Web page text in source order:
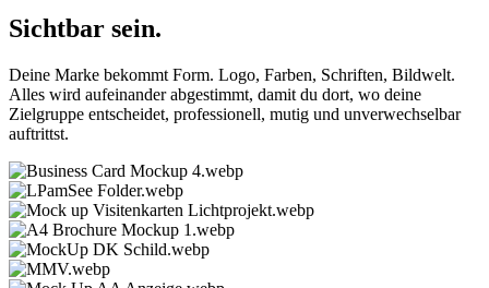
Sichtbar sein.
Deine Marke bekommt Form. Logo, Farben, Schriften, Bildwelt.
Alles wird aufeinander abgestimmt, damit du dort, wo deine
Zielgruppe entscheidet, professionell, mutig und unverwechselbar
auftrittst.